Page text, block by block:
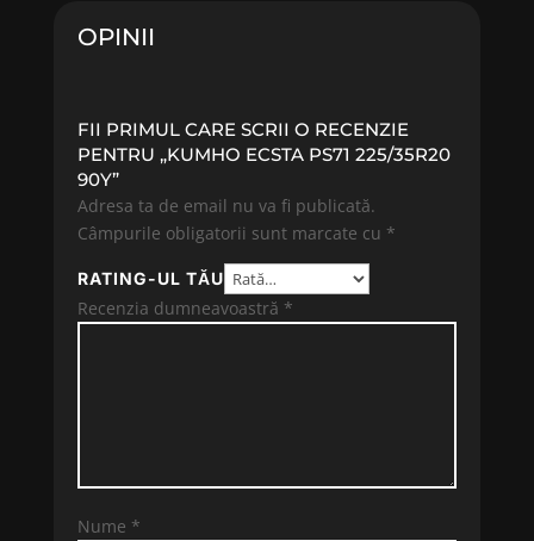
OPINII
FII PRIMUL CARE SCRII O RECENZIE
PENTRU „KUMHO ECSTA PS71 225/35R20
90Y”
Adresa ta de email nu va fi publicată.
Câmpurile obligatorii sunt marcate cu *
RATING-UL TĂU
Recenzia dumneavoastră *
Nume *